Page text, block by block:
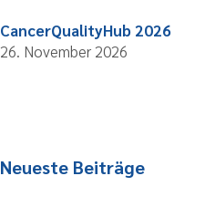
CancerQualityHub 2026
26. November 2026
Neueste Beiträge